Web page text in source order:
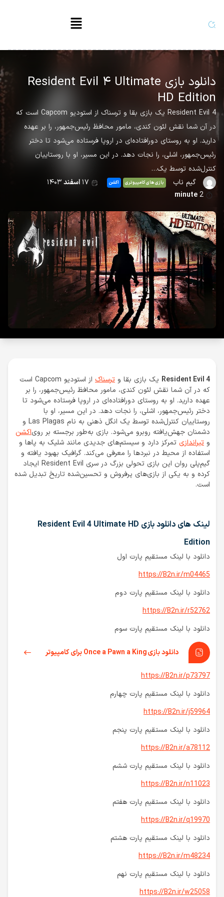
دانلود بازی Resident Evil ۴ Ultimate
HD Edition
Resident Evil 4 یک بازی بقا و ترسناک از استودیو Capcom است که
در آن شما نقش لئون کندی، مامور محافظ رئیس‌جمهور، را بر عهده
دارید. او به روستای دورافتاده‌ای در اروپا فرستاده می‌شود تا دختر
رئیس‌جمهور، اشلی، را نجات دهد. در این مسیر، او با روستاییان
کنترل‌شده توسط یک…
گیم ناب
بازی های کامپیوتری اکشن ۱۷اسفند۱۴۰۳
2
minute
Resident Evil 4 یک بازی بقا و ترسناک
از استودیو Capcom است
که در آن شما نقش لئون کندی، مامور محافظ رئیس‌جمهور، را بر
عهده دارید. او به روستای دورافتاده‌ای در اروپا فرستاده می‌شود تا
دختر رئیس‌جمهور، اشلی، را نجات دهد. در این مسیر، او با
روستاییان کنترل‌شده توسط یک انگل ذهنی به نام Las Plagas و
دشمنان جهش‌یافته روبرو می‌شود. بازی به‌طور برجسته بر رویاکشن
و تیراندازی تمرکز دارد و سیستم‌های جدیدی مانند شلیک به پاها و
استفاده از محیط در نبردها را معرفی می‌کند. گرافیک بهبود یافته و
گیم‌پلی روان این بازی تحولی بزرگ در سری Resident Evil ایجاد
کرده و به یکی از بازی‌های پرفروش و تحسین‌شده تاریخ تبدیل شده
است.
لینک های دانلود بازی Resident Evil 4 Ultimate HD
Edition
دانلود با لینک مستقیم پارت اول
https://B2n.ir/m04465
دانلود با لینک مستقیم پارت دوم
https://B2n.ir/r52762
دانلود با لینک مستقیم پارت سوم
دانلود بازی Once a Pawn a King برای کامپیوتر
https://B2n.ir/p73797
دانلود با لینک مستقیم پارت چهارم
https://B2n.ir/j59964
دانلود با لینک مستقیم پارت پنجم
https://B2n.ir/a78112
دانلود با لینک مستقیم پارت ششم
https://B2n.ir/n11023
دانلود با لینک مستقیم پارت هفتم
https://B2n.ir/q19970
دانلود با لینک مستقیم پارت هشتم
https://B2n.ir/m48234
دانلود با لینک مستقیم پارت نهم
https://B2n.ir/w25058